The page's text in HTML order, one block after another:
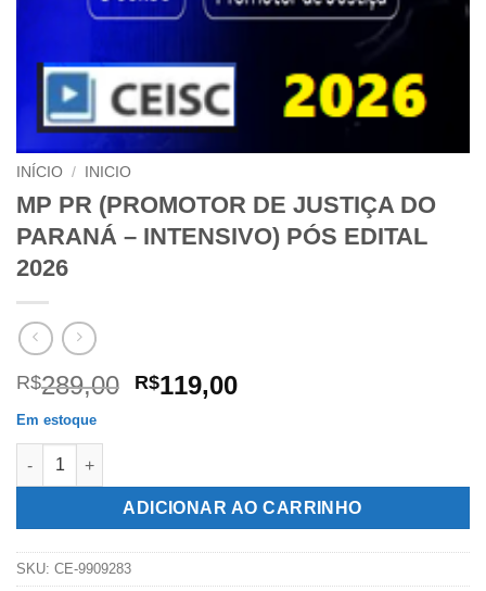
INÍCIO / INICIO
MP PR (PROMOTOR DE JUSTIÇA DO
PARANÁ – INTENSIVO) PÓS EDITAL
2026
R$289,00 O
R$289,00.
R$119,00O
R$119,00.
Em estoque
MP PR (PROMOTOR DE JUSTIÇA DO PARANÁ – INTENSIVO)
ADICIONAR AO CARRINHO
SKU: CE-9909283